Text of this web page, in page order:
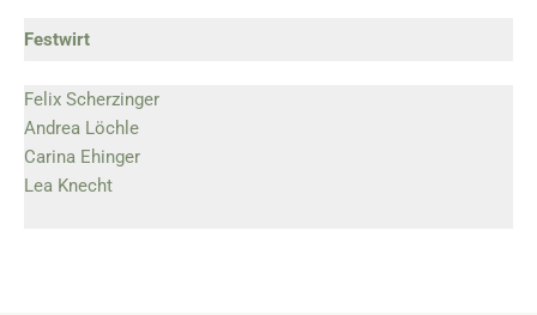
Festwirt
Felix Scherzinger
Andrea Löchle
Carina Ehinger
Lea Knecht